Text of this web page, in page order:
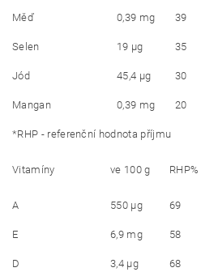
Měď 0,39 mg 39
Selen 19 μg 35
Jód 45,4 μg 30
Mangan 0,39 mg 20
*RHP - referenční hodnota příjmu
Vitamíny ve 100 g RHP%
A 550 μg 69
E 6,9 mg 58
D 3,4 μg 68